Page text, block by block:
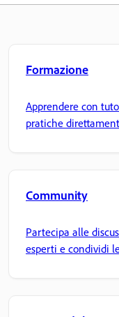
Formazione
Apprendere con
pratiche
Community
Partecipa alle
esperti e condividi